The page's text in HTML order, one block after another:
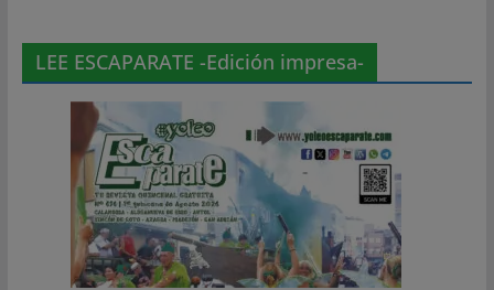
LEE ESCAPARATE -Edición impresa-